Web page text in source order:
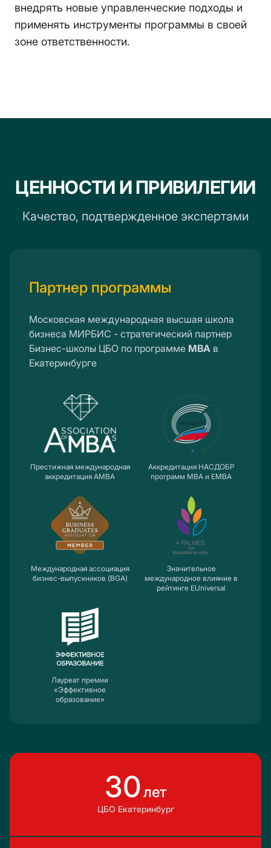
внедрять новые управленческие подходы и
применять инструменты программы в своей
зоне ответственности.
ЦЕННОСТИ И ПРИВИЛЕГИИ
Качество, подтвержденное экспертами
Партнер программы
Московская международная высшая школа
бизнеса МИРБИС - стратегический партнер
Бизнес-школы ЦБО по программе MBA в
Екатеринбурге
Престижная международная
аккредитация AMBA
Аккредитация НАСДОБР
программ MBA и EMBA
Международная ассоциация
бизнес-выпускников (BGA)
Значительное
международное влияние в
рейтинге EUniversal
Лауреат премии
«Эффективное
образование»
ЦБО Екатеринбург
30лет